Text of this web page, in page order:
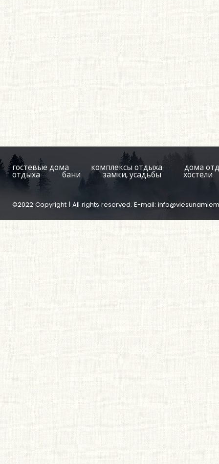
гостевые дома комплексы отдыха дома
отдыха бани замки, усадьбы хостели
©2022 Copyright | All rights reserved. E-mail: